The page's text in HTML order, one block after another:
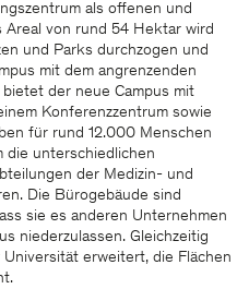
als offenen und
von rund 54 Hektar wird
und Parks durchzogen und
mit dem angrenzenden
der neue Campus mit
Konferenzzentrum sowie
für rund 12.000 Menschen
die unterschiedlichen
der Medizin- und
Die Bürogebäude sind
sie es anderen Unternehmen
niederzulassen. Gleichzeitig
erweitert, die Flächen